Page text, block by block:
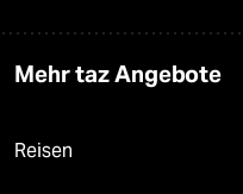
Mehr taz Angebote
Reisen